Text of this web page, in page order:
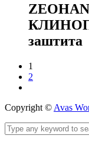
заштита
1
2
Copyright © Avas